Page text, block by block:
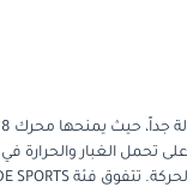
تحمل الغبار